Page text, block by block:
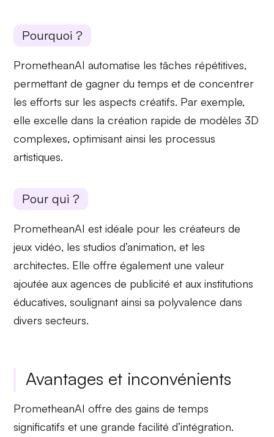
Pourquoi ?
PrometheanAIautomatise les tâches répétitives,
permettant de gagner du temps et de concentrer
les efforts sur les aspects créatifs. Par exemple,
elle excelle dans la création rapide de modèles 3D
complexes, optimisant ainsi les processus
artistiques.
Pour qui ?
PrometheanAI est idéale pour lescréateurs de
jeux vidéo, les studios d’animation, et les
architectes. Elle offre également unevaleur
ajoutée aux agences de publicité et aux institutions
éducatives, soulignant ainsi sa polyvalence dans
divers secteurs.
Avantages et inconvénients
PrometheanAI offre desgains de temps
significatifs et une grande facilité d’intégration.